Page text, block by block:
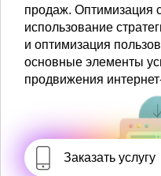
продаж. Оптимизация
использование
и оптимизация
основные элементы
продвижения
Заказать услугу